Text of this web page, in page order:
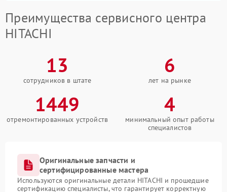
Преимущества сервисного центра
HITACHI
13
сотрудников в штате
6
лет на рынке
1449
отремонтированных устройств
4
минимальный опыт работы
специалистов
Оригинальные запчасти и
сертифицированные мастера
Используются оригинальные детали HITACHI и прошедшие
сертификацию специалисты, что гарантирует корректную